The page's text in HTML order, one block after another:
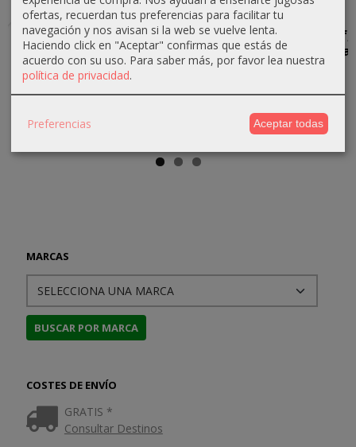
MARCAS
COSTES DE ENVÍO
GRATIS *
Consultar Destinos
Enemy
Action:
Kharkov
124,69 €
Alexandros
and
Spartacus
74,66 €
Pack Guerra
del Anillo (2ª
ed.) y...
208,25 €
The Wharf,
mini-mapa
para la
4,00 €
ofertas, recuerdan tus preferencias para facilitar tu
navegación y nos avisan si la web se vuelve lenta.
Haciendo click en "Aceptar" confirmas que estás de
acuerdo con su uso. Para saber más, por favor lea nuestra
política de privacidad.
Preferencias Aceptar todas